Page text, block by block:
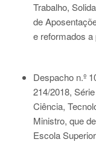
Trabalho,
de
e reformados
Despacho n.º
214/2018,
Ciência,
Ministro, que
Escola